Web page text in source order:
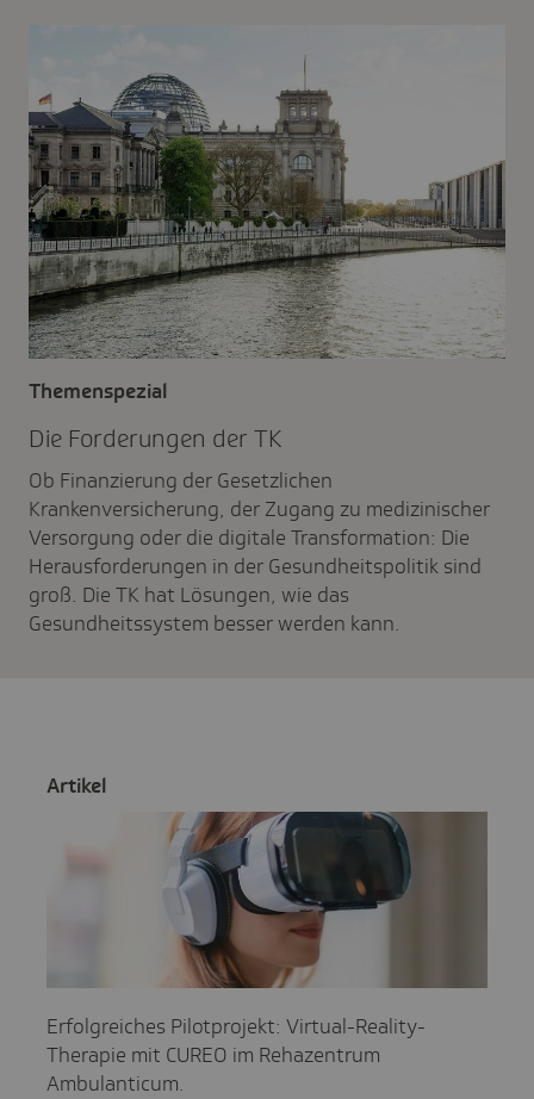
Die Forde­rungen der TK
Themenspezial
Ob Finanzierung der Gesetzlichen
Krankenversicherung, der Zugang zu medizinischer
Versorgung oder die digitale Transformation: Die
Herausforderungen in der Gesundheitspolitik sind
groß. Die TK hat Lösungen, wie das
Gesundheitssystem besser werden kann.
Artikel
Erfolgreiches Pilotprojekt: Virtual-Reality-
Therapie mit CUREO im Rehazentrum
Ambulanticum.